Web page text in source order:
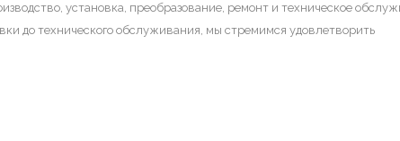
установка, преобразование, ремонт и техническое
до технического обслуживания, мы стремимся удовлетворить